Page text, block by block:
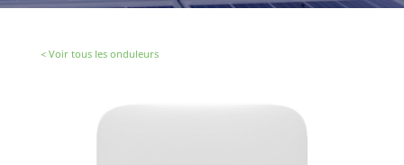
< Voir tous les onduleurs